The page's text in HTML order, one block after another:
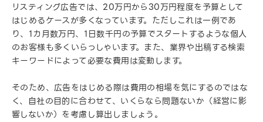
リスティング広告では、20万円から30万円程度を予算として
はじめるケースが多くなっています。ただしこれは一例であ
り、1カ月数万円、1日数千円の予算でスタートするような個人
のお客様も多くいらっしゃいます。また、業界や出稿する検索
キーワードによって必要な費用は変動します。
そのため、広告をはじめる際は費用の相場を気にするのではな
く、自社の目的に合わせて、いくらなら問題ないか（経営に影
響しないか）を考慮し算出しましょう。